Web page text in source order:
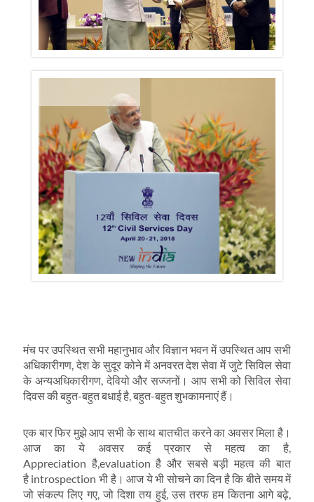
मंच पर उपस्थित सभी महानुभाव और विज्ञान भवन में उपस्थित आप सभी
अधिकारीगण, देश के सुदूर कोने में अनवरत देश सेवा में जुटे सिविल सेवा
के अन्‍यअधिकारीगण, देवियो और सज्‍जनों। आप सभी को सिविल सेवा
दिवस की बहुत-बहुत बधाई है, बहुत-बहुत शुभकामनाएं हैं।
एक बार फिर मुझे आप सभी के साथ बातचीत करने का अवसर मिला है।
आज का ये अवसर कई प्रकार से महत्‍व का है,
Appreciation है,evaluation है और सबसे बड़ी महत्‍व की बात
है introspection भी है। आज ये भी सोचने का दिन है कि बीते समय में
जो संकल्‍प लिए गए, जो दिशा तय हुई, उस तरफ हम कितना आगे बढ़े,